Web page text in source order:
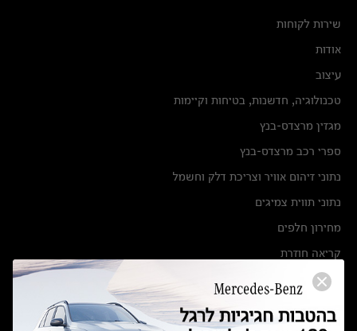
שירות לקוחות
אודות
עיצוב
טכנולוגיה, חדשנות, בטיחות וקיימות
מגזין מרצדס-בנץ
ספרי רכב מרצדס-בנץ
נתוני זיהום אוויר וצריכת דלק וחשמל
נתוני תווית צמיגים
מחירון חלפים
קריאה חוזרת
הודעה על הטבות לרכבי מרצדס בהסדר פשרה בתצ 56447-02-19